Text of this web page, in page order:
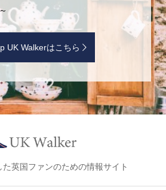
UK Walkerはこちら
英国ファンのための情報サイト